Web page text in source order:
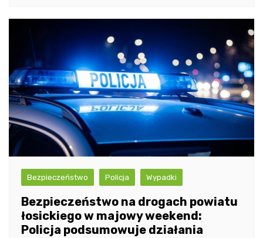
Bezpieczeństwo Policja Wypadki
Bezpieczeństwo na drogach powiatu
łosickiego w majowy weekend:
Policja podsumowuje działania